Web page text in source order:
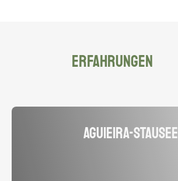
ERFAHRUNGEN
Aguieira-Stausee